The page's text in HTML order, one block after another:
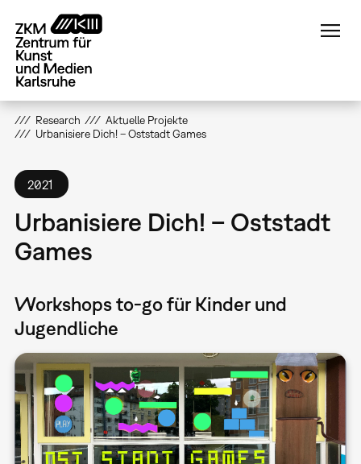
zum
Inhalt
Research
Aktuelle Projekte
Urbanisiere Dich! – Oststadt Games
2021
Urbanisiere Dich! – Oststadt
Games
Workshops to-go für Kinder und
Jugendliche